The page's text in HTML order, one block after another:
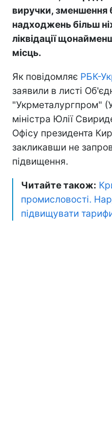
виручки,
надходжень більш
ліквідації
місць.
Як повідомляє РБК-
заявили в листі
"Укрметалургпром"
міністра Юлії
Офісу президента
закликавши не
підвищення.
Читайте також:
промисловості.
підвищувати